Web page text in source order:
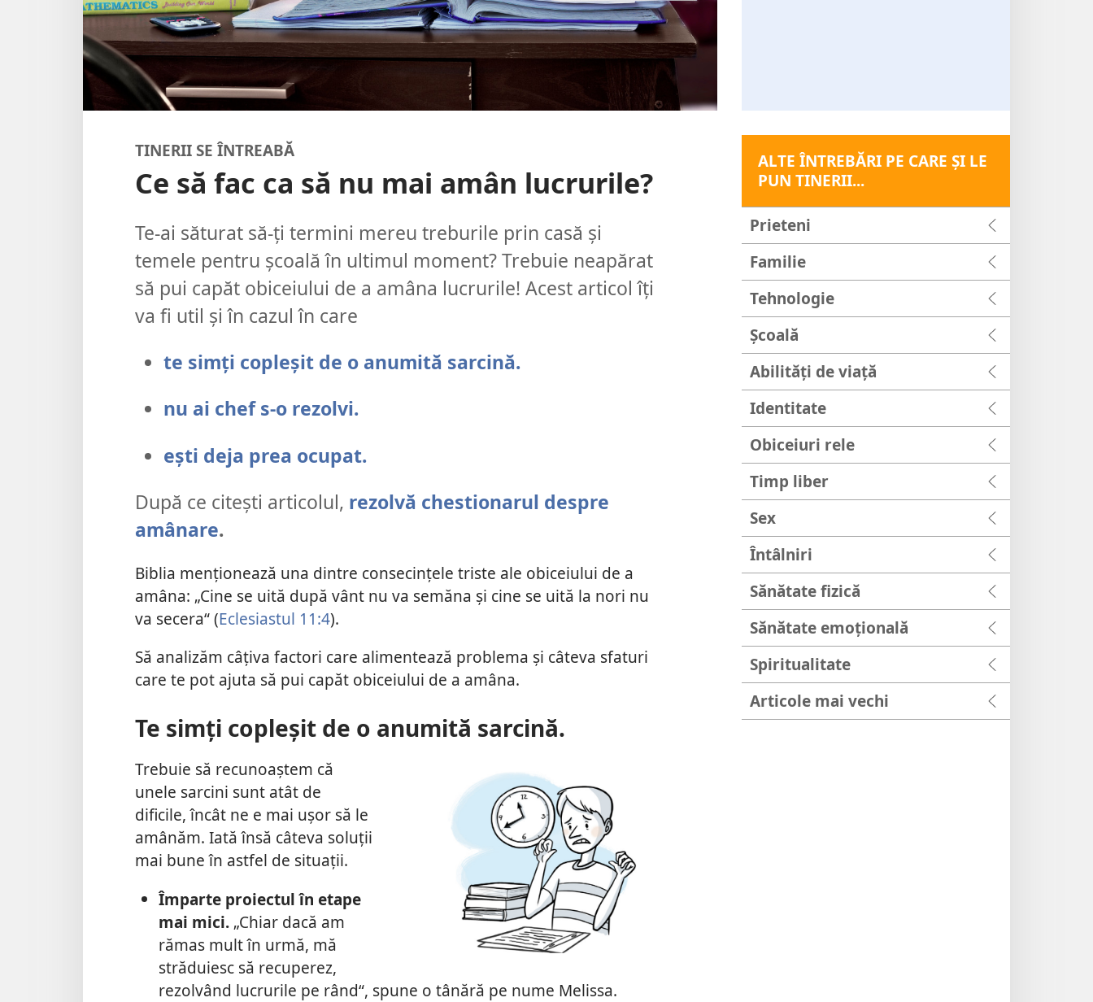
TINERII SE ÎNTREABĂ
Ce să fac ca să nu mai amân lucrurile?
Te-ai săturat să-ți termini mereu treburile prin casă și
temele pentru școală în ultimul moment? Trebuie neapărat
să pui capăt obiceiului de a amâna lucrurile! Acest articol îți
va fi util și în cazul în care
te simți copleșit de o anumită sarcină.
nu ai chef s-o rezolvi.
ești deja prea ocupat.
După ce citești articolul, rezolvă chestionarul despre
amânare.
Biblia menționează una dintre consecințele triste ale obiceiului de a
amâna: „Cine se uită după vânt nu va semăna și cine se uită la nori nu
va secera“ (Eclesiastul 11:4).
Să analizăm câțiva factori care alimentează problema și câteva sfaturi
care te pot ajuta să pui capăt obiceiului de a amâna.
Te simți copleșit de o anumită sarcină.
Trebuie să recunoaștem că
unele sarcini sunt atât de
dificile, încât ne e mai ușor să le
amânăm. Iată însă câteva soluții
mai bune în astfel de situații.
Împarte proiectul în etape
mai mici.„Chiar dacă am
rămas mult în urmă, mă
străduiesc să recuperez,
rezolvând lucrurile pe rând“, spune o tânără pe nume Melissa.
ALTE ÎNTREBĂRI PE CARE ŞI LE
PUN TINERII...
Prieteni
Familie
Tehnologie
Şcoală
Abilități de viață
Identitate
Obiceiuri rele
Timp liber
Sex
Întâlniri
Sănătate fizică
Sănătate emoțională
Spiritualitate
Articole mai vechi